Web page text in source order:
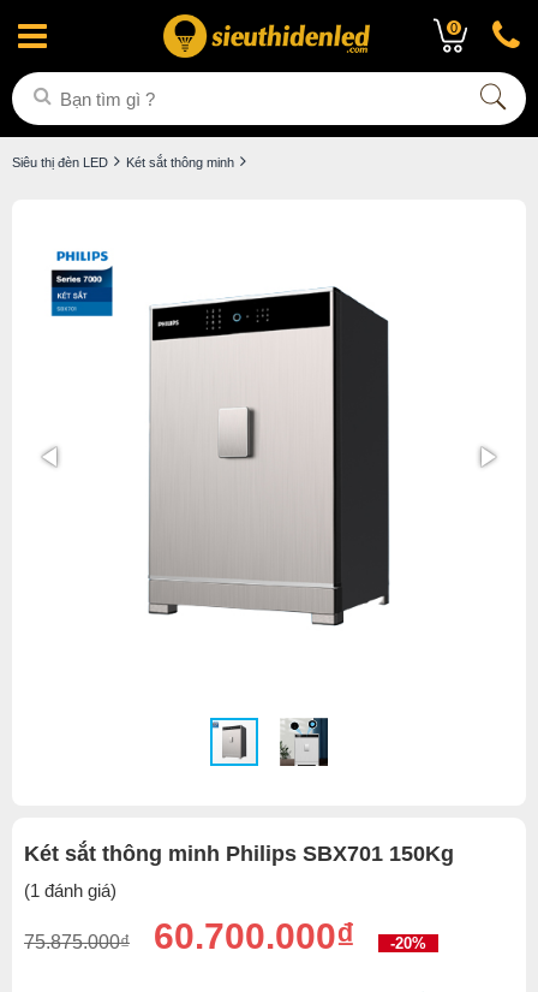
0
Siêu thị đèn LED Két sắt thông minh
Két sắt thông minh Philips SBX701 150Kg
(1 đánh giá)
75.875.000₫ 60.700.000₫ -20%